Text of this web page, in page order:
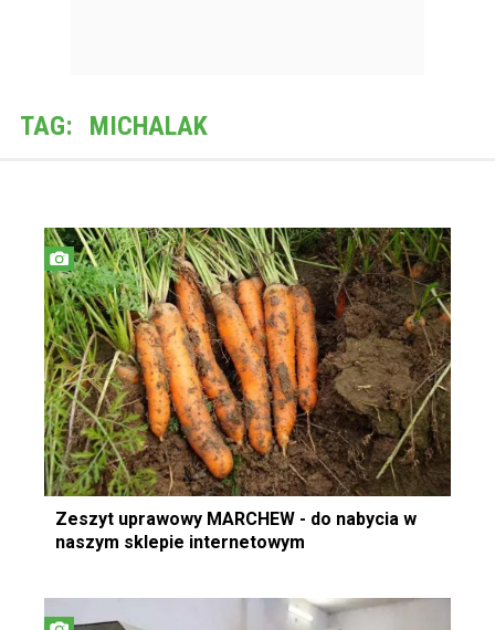
TAG: MICHALAK
Zeszyt uprawowy MARCHEW - do nabycia w
naszym sklepie internetowym